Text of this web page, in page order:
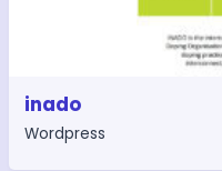
inado
Wordpress